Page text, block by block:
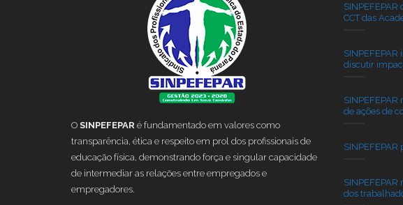
O SINPEFEPAR é fundamentado em valores como
transparência, ética e respeito em prol dos profissionais de
educação física, demonstrando força e singular capacidade
de intermediar as relações entre empregados e
empregadores.
CCT das
discutir
de ações de
dos